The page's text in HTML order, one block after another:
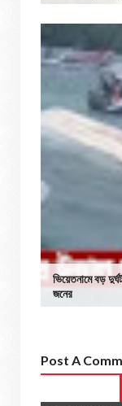
ভিয়েতনামে বড়
জনের
Post A